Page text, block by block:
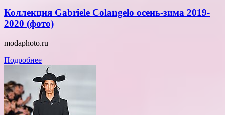
Коллекция Gabriele Colangelo осень-зима 2019-
2020 (фото)
modaphoto.ru
Подробнее